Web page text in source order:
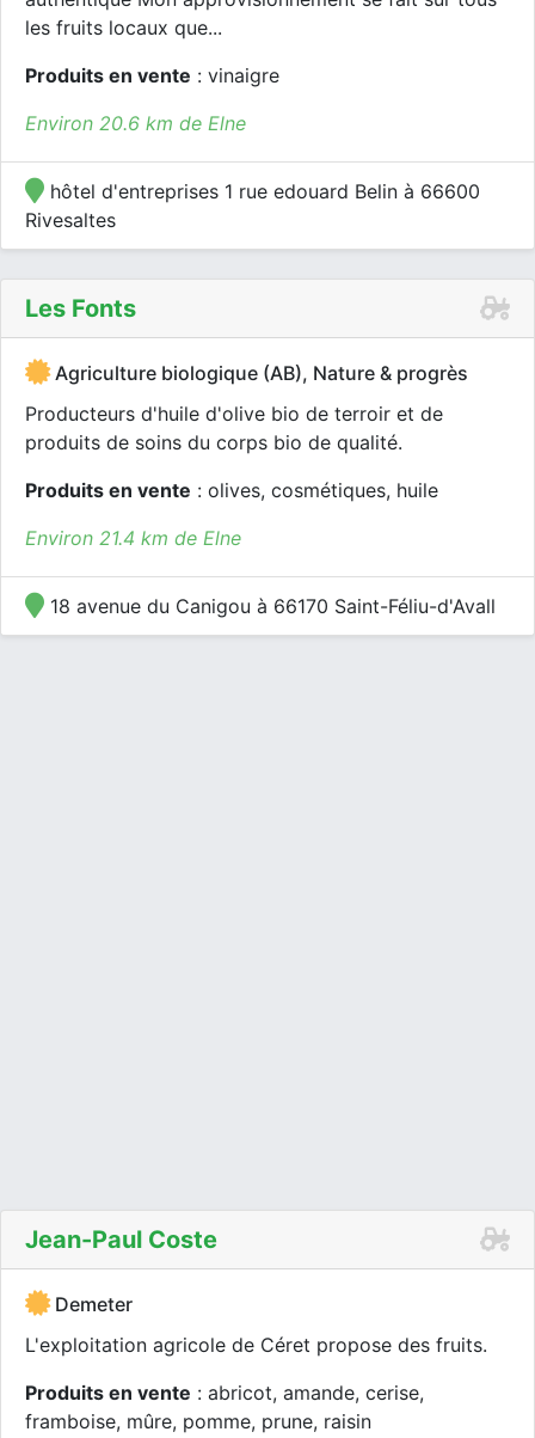
les fruits locaux que...
Produits en vente : vinaigre
Environ 20.6 km de Elne
hôtel d'entreprises 1 rue edouard Belin à 66600
Rivesaltes
Les Fonts
Agriculture biologique (AB), Nature & progrès
Producteurs d'huile d'olive bio de terroir et de
produits de soins du corps bio de qualité.
Produits en vente : olives, cosmétiques, huile
Environ 21.4 km de Elne
18 avenue du Canigou à 66170 Saint-Féliu-d'Avall
Jean-Paul Coste
Demeter
L'exploitation agricole de Céret propose des fruits.
Produits en vente : abricot, amande, cerise,
framboise, mûre, pomme, prune, raisin